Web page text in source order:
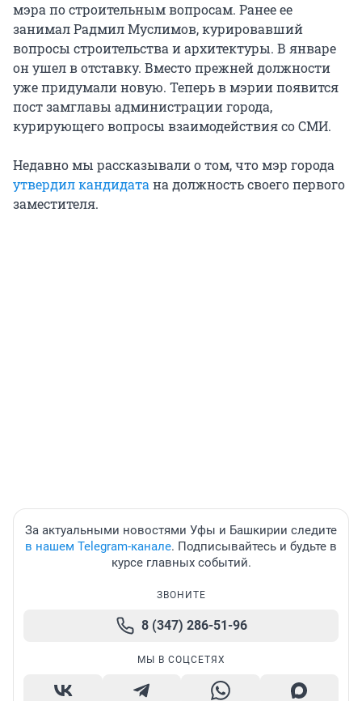
мэра по строительным вопросам. Ранее ее
занимал Радмил Муслимов, курировавший
вопросы строительства и архитектуры. В январе
он ушел в отставку. Вместо прежней должности
уже придумали новую. Теперь в мэрии появится
пост замглавы администрации города,
курирующего вопросы взаимодействия со СМИ.
Недавно мы рассказывали о том, что мэр города
утвердил кандидатана должность своего первого
заместителя.
За актуальными новостями Уфы и Башкирии следите
в нашем Telegram-канале. Подписывайтесь и будьте в
курсе главных событий.
ЗВОНИТЕ
8 (347) 286-51-96
МЫ В СОЦСЕТЯХ